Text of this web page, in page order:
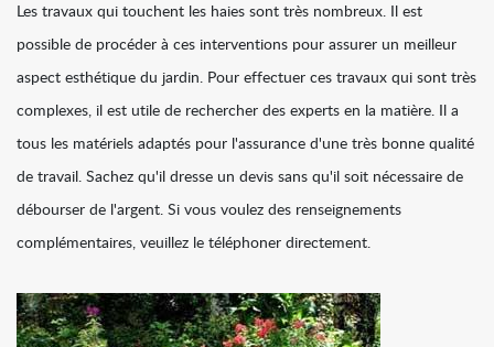
Les travaux qui touchent les haies sont très nombreux. Il est
possible de procéder à ces interventions pour assurer un meilleur
aspect esthétique du jardin. Pour effectuer ces travaux qui sont très
complexes, il est utile de rechercher des experts en la matière. Il a
tous les matériels adaptés pour l'assurance d'une très bonne qualité
de travail. Sachez qu'il dresse un devis sans qu'il soit nécessaire de
débourser de l'argent. Si vous voulez des renseignements
complémentaires, veuillez le téléphoner directement.